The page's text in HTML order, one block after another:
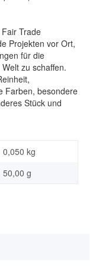
Trade
Projekten vor Ort,
für die
zu schaffen.
Farben, besondere
Stück und
0,050 kg
50,00 g